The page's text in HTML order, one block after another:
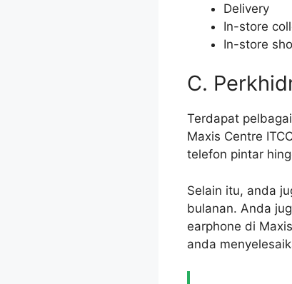
Delivery
In-store
In-store
C.
Terdapat
Maxis Centre
telefon pintar
Selain itu, anda
bulanan. Anda
earphone di
anda